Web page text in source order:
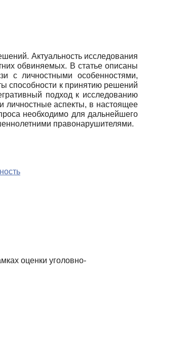
Актуальность исследования
обвиняемых. В статье описаны
с личностными особенностями,
способности к принятию решений
подход к исследованию
личностные аспекты, в настоящее
необходимо для дальнейшего
правонарушителями.
оценки уголовно-